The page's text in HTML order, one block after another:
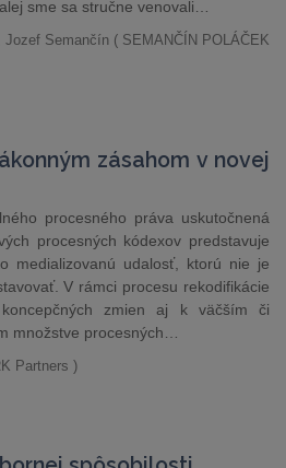
sme sa stručne venovali…
Semančín ( SEMANČÍN POLÁČEK
zásahom v novej
procesného práva uskutočnená
procesných kódexov predstavuje
medializovanú udalosť, ktorú nie je
V rámci procesu rekodifikácie
zmien aj k väčším či
množstve procesných…
Partners )